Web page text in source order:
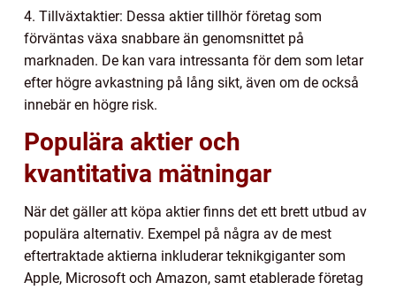
4. Tillväxtaktier: Dessa aktier tillhör företag som
förväntas växa snabbare än genomsnittet på
marknaden. De kan vara intressanta för dem som letar
efter högre avkastning på lång sikt, även om de också
innebär en högre risk.
Populära aktier och
kvantitativa mätningar
När det gäller att köpa aktier finns det ett brett utbud av
populära alternativ. Exempel på några av de mest
eftertraktade aktierna inkluderar teknikgiganter som
Apple, Microsoft och Amazon, samt etablerade företag